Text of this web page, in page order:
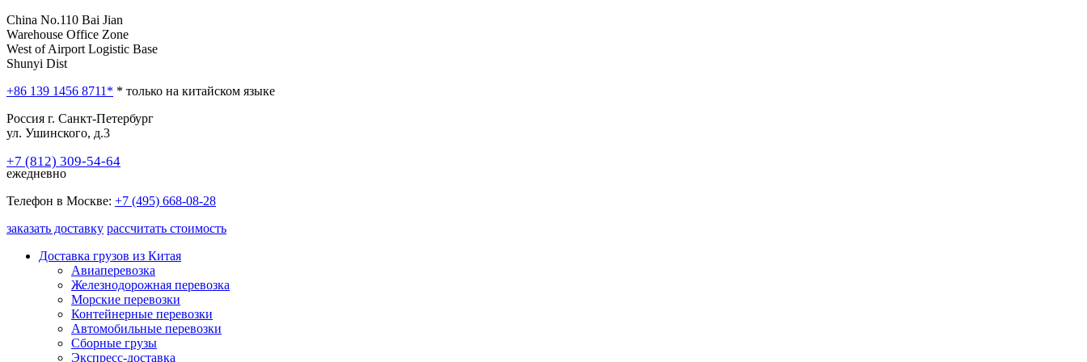
China No.110 Bai Jian
Warehouse Office Zone
West of Airport Logistic Base
Shunyi Dist
+86 139 1456 8711* * только на китайском языке
Россия г. Санкт-Петербург
ул. Ушинского, д.3
+7 (812) 309-54-64
ежедневно
Телефон в Москве: +7 (495) 668-08-28
заказать доставку рассчитать стоимость
Доставка грузов из Китая
Авиаперевозка
Железнодорожная перевозка
Морские перевозки
Контейнерные перевозки
Автомобильные перевозки
Сборные грузы
Экспресс-доставка